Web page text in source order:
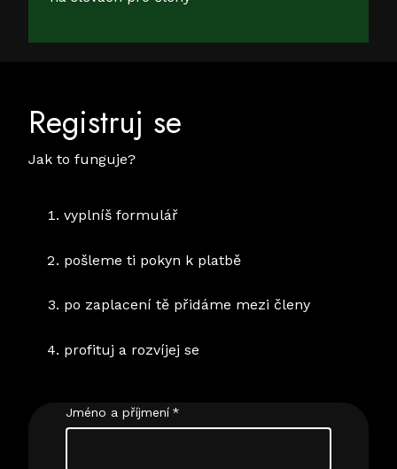
Registruj se
Jak to funguje?
vyplníš formulář
pošleme ti pokyn k platbě
po zaplacení tě přidáme mezi členy
profituj a rozvíjej se
Jméno a příjmení *